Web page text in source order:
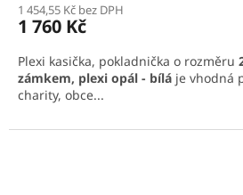
1 454,55 Kč bez DPH
1 760 Kč
Plexi kasička, pokladnička o rozměru
zámkem, plexi opál - bílá je vhodná
charity, obce...